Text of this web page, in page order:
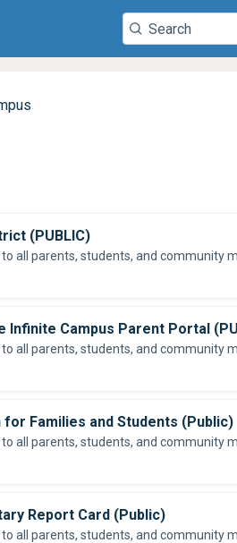
(PUBLIC)
to all parents, students, and
Infinite Campus Parent Portal
Families and Students (Public)
Report Card (Public)